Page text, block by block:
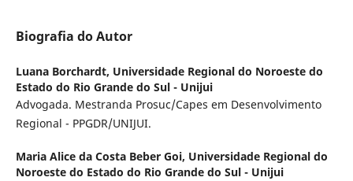
Biografia do Autor
Luana Borchardt, Universidade Regional do Noroeste do
Estado do Rio Grande do Sul - Unijui
Advogada. Mestranda Prosuc/Capes em Desenvolvimento
Regional - PPGDR/UNIJUI.
Maria Alice da Costa Beber Goi, Universidade Regional do
Noroeste do Estado do Rio Grande do Sul - Unijui